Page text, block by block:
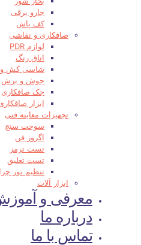
جارو برقی
کف پاش
صافکاری و نقاشی
لوازم PDR
اتاق رنگ
شاسی کش
جوش و برش
جک صافکاری
ابزار
تجهیزات معاینه فنی
سوخت سنج
اگزوز فن
تست ترمز
تست تعلیق
تنظیم نور
ابزار آلات
معرفی و
درباره ما
تماس با ما